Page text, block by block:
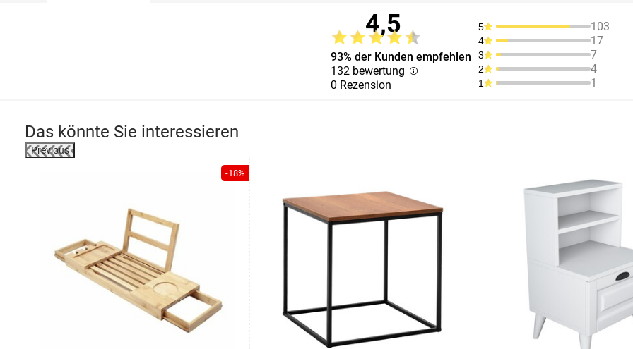
4,5
93% der Kunden empfehlen
132 bewertung
0 Rezension
5 103
4 17
3 7
2 4
1 1
Das könnte Sie interessieren
Previous
-18%